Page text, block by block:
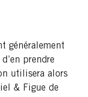
généralement
prendre
utilisera alors
& Figue de